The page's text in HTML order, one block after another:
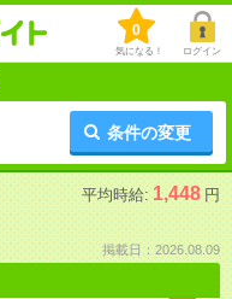
0
気になる！ ログイン
条件の変更
平均時給: 1,448 円
掲載日：2026.08.09